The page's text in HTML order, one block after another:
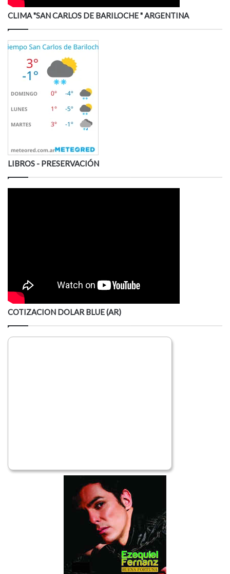
CLIMA "SAN CARLOS DE BARILOCHE " ARGENTINA
LIBROS - PRESERVACIÓN
COTIZACION DOLAR BLUE (AR)